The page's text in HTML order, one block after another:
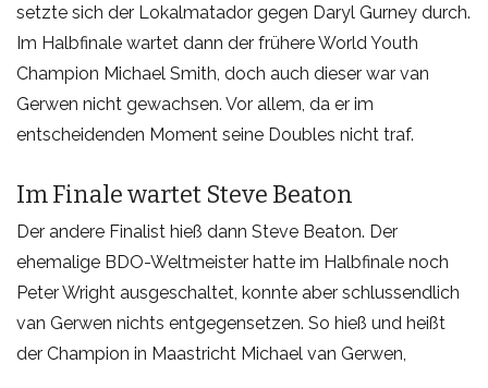
setzte sich der Lokalmatador gegen Daryl Gurney durch.
Im Halbfinale wartet dann der frühere World Youth
Champion Michael Smith, doch auch dieser war van
Gerwen nicht gewachsen. Vor allem, da er im
entscheidenden Moment seine Doubles nicht traf.
Im Finale wartet Steve Beaton
Der andere Finalist hieß dann Steve Beaton. Der
ehemalige BDO-Weltmeister hatte im Halbfinale noch
Peter Wright ausgeschaltet, konnte aber schlussendlich
van Gerwen nichts entgegensetzen. So hieß und heißt
der Champion in Maastricht Michael van Gerwen,